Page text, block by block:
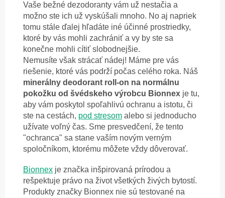
Vaše bežné dezodoranty vám už nestačia a
možno ste ich už vyskúšali mnoho. No aj napriek
tomu stále ďalej hľadáte iné účinné prostriedky,
ktoré by vás mohli zachrániť a vy by ste sa
konečne mohli cítiť slobodnejšie.
Nemusíte však strácať nádej! Máme pre vás
riešenie, ktoré vás podrží počas celého roka. Náš
minerálny deodorant roll-on na normálnu
pokožku od švédskeho výrobcu Bionnex je tu,
aby vám poskytol spoľahlivú ochranu a istotu, či
ste na cestách, pod stresom alebo si jednoducho
užívate voľný čas. Sme presvedčení, že tento
"ochranca" sa stane vaším novým verným
spoločníkom, ktorému môžete vždy dôverovať.
Bionnex je značka inšpirovaná prírodou a
rešpektuje právo na život všetkých živých bytostí.
Produkty značky Bionnex nie sú testované na